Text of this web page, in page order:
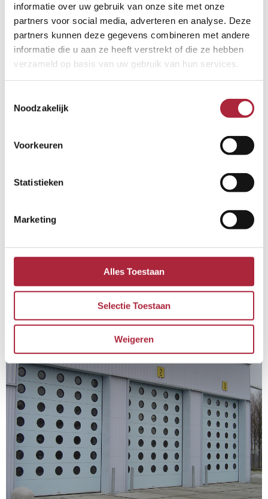
informatie over uw gebruik van onze site met onze
partners voor social media, adverteren en analyse. Deze
partners kunnen deze gegevens combineren met andere
informatie die u aan ze heeft verstrekt of die ze hebben
verzameld op basis van uw gebruik van hun services.
Noodzakelijk
Voorkeuren
Statistieken
Marketing
Alles Toestaan
Selectie Toestaan
Weigeren
Lees meer →
Inbraakwerend